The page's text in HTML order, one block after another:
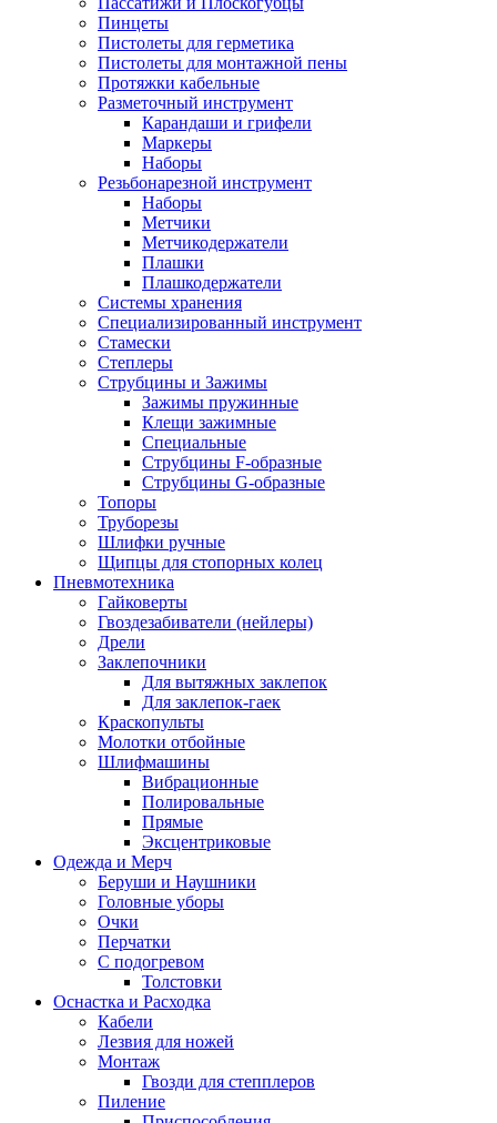
Пинцеты
Пистолеты для герметика
Пистолеты для монтажной пены
Протяжки кабельные
Разметочный инструмент
Карандаши и грифели
Маркеры
Наборы
Резьбонарезной инструмент
Наборы
Метчики
Метчикодержатели
Плашки
Плашкодержатели
Системы хранения
Специализированный инструмент
Стамески
Степлеры
Струбцины и Зажимы
Зажимы пружинные
Клещи зажимные
Специальные
Струбцины F-образные
Струбцины G-образные
Топоры
Труборезы
Шлифки ручные
Щипцы для стопорных колец
Пневмотехника
Гайковерты
Гвоздезабиватели (нейлеры)
Дрели
Заклепочники
Для вытяжных заклепок
Для заклепок-гаек
Краскопульты
Молотки отбойные
Шлифмашины
Вибрационные
Полировальные
Прямые
Эксцентриковые
Одежда и Мерч
Беруши и Наушники
Головные уборы
Очки
Перчатки
С подогревом
Толстовки
Оснастка и Расходка
Кабели
Лезвия для ножей
Монтаж
Гвозди для степплеров
Пиление